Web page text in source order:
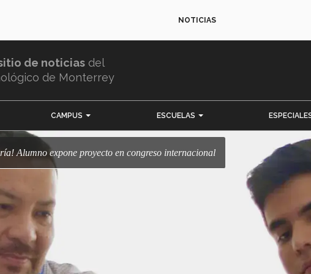
NOTICIAS
de noticias del
de Monterrey
CAMPUS ESCUELAS
Alumno expone proyecto en congreso internacional